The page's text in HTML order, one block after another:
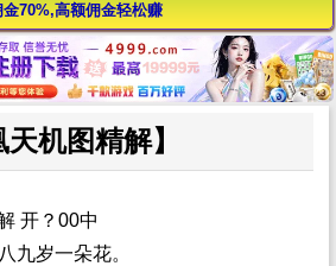
70%,高额佣金轻松赚
机图精解】
开？00中
九岁一朵花。